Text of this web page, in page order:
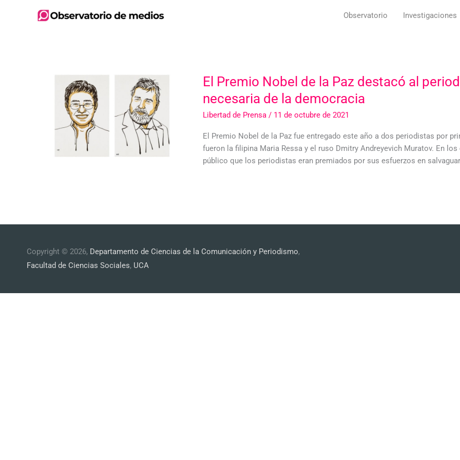
Observatorio Investigaciones
El Premio Nobel de la Paz destacó al
necesaria de la democracia
Libertad de Prensa/ 11 de octubre de 2021
El Premio Nobel de la Paz fue entregado este año a dos periodistas por
fueron la filipina Maria Ressa y el ruso Dmitry Andreyevich Muratov. En
público que los periodistas eran premiados por sus esfuerzos en
Copyright © 2026, Departamento de Ciencias de la Comunicación y Periodismo,
Facultad de Ciencias Sociales, UCA